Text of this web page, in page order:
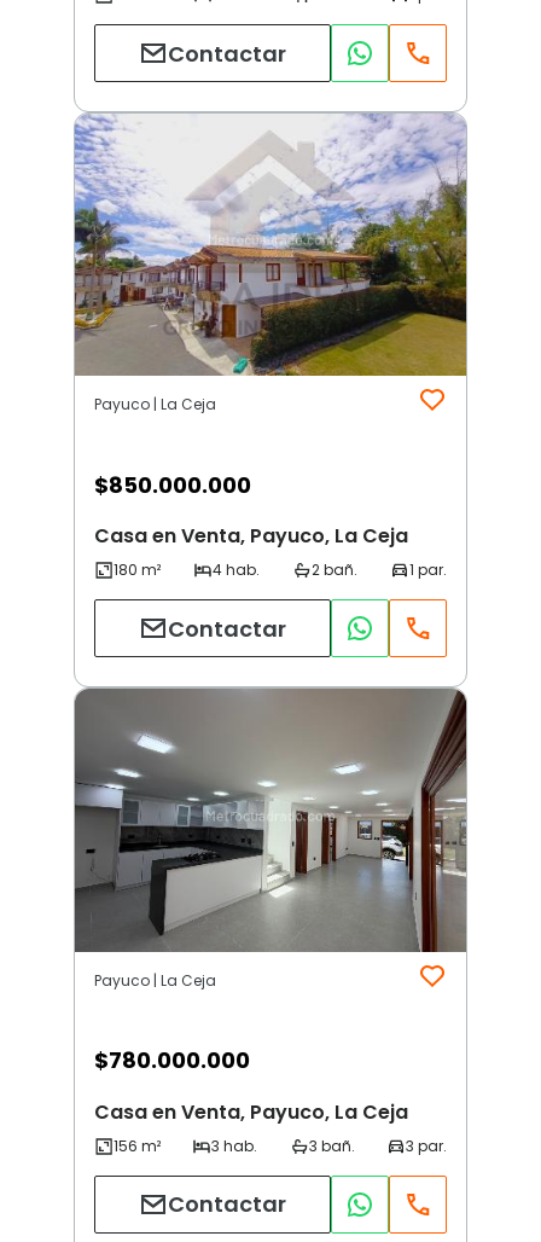
Contactar
Payuco | La Ceja
$850.000.000
Casa en Venta, Payuco, La Ceja
Contactar
Payuco | La Ceja
$780.000.000
Casa en Venta, Payuco, La Ceja
Contactar